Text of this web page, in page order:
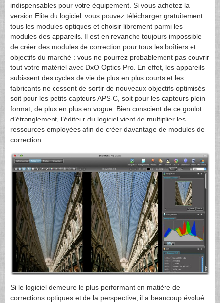
indispensables pour votre équipement. Si vous achetez la
version Elite du logiciel, vous pouvez télécharger gratuitement
tous les modules optiques et choisir librement parmi les
modules des appareils. Il est en revanche toujours impossible
de créer des modules de correction pour tous les boîtiers et
objectifs du marché : vous ne pourrez probablement pas couvrir
tout votre matériel avec DxO Optics Pro. En effet, les appareils
subissent des cycles de vie de plus en plus courts et les
fabricants ne cessent de sortir de nouveaux objectifs optimisés
soit pour les petits capteursAPS-C , soit pour les capteurs plein
format, de plus en plus en vogue. Bien conscient de ce goulot
d’étranglement, l’éditeur du logiciel vient de multiplier les
ressources employées afin de créer davantage de modules de
correction.
Si le logiciel demeure le plus performant en matière de
corrections optiques et de la perspective, il a beaucoup évolué